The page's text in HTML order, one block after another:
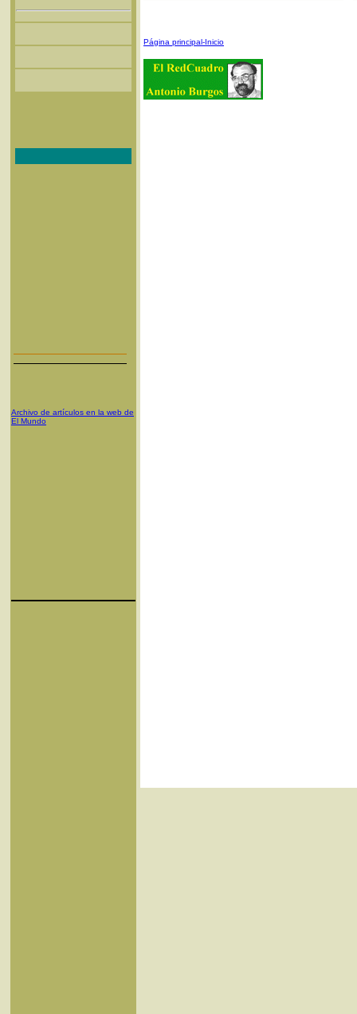
Archivo de artículos en la web de
El Mundo
Página principal-Inicio